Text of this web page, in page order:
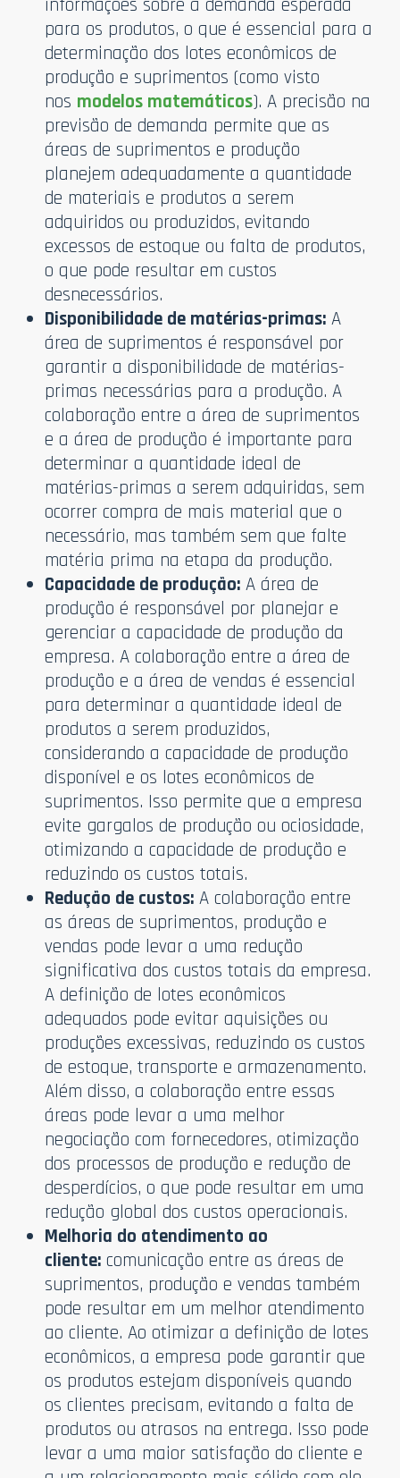
informações sobre a demanda esperada
para os produtos, o que é essencial para a
determinação dos lotes econômicos de
produção e suprimentos (como visto
nos modelos matemáticos). A precisão na
previsão de demanda permite que as
áreas de suprimentos e produção
planejem adequadamente a quantidade
de materiais e produtos a serem
adquiridos ou produzidos, evitando
excessos de estoque ou falta de produtos,
o que pode resultar em custos
desnecessários.
Disponibilidade de matérias-primas: A
área de suprimentos é responsável por
garantir a disponibilidade de matérias-
primas necessárias para a produção. A
colaboração entre a área de suprimentos
e a área de produção é importante para
determinar a quantidade ideal de
matérias-primas a serem adquiridas, sem
ocorrer compra de mais material que o
necessário, mas também sem que falte
matéria prima na etapa da produção.
Capacidade de produção: A área de
produção é responsável por planejar e
gerenciar a capacidade de produção da
empresa. A colaboração entre a área de
produção e a área de vendas é essencial
para determinar a quantidade ideal de
produtos a serem produzidos,
considerando a capacidade de produção
disponível e os lotes econômicos de
suprimentos. Isso permite que a empresa
evite gargalos de produção ou ociosidade,
otimizando a capacidade de produção e
reduzindo os custos totais.
Redução de custos: A colaboração entre
as áreas de suprimentos, produção e
vendas pode levar a uma redução
significativa dos custos totais da empresa.
A definição de lotes econômicos
adequados pode evitar aquisições ou
produções excessivas, reduzindo os custos
de estoque, transporte e armazenamento.
Além disso, a colaboração entre essas
áreas pode levar a uma melhor
negociação com fornecedores, otimização
dos processos de produção e redução de
desperdícios, o que pode resultar em uma
redução global dos custos operacionais.
Melhoria do atendimento ao
cliente: comunicação entre as áreas de
suprimentos, produção e vendas também
pode resultar em um melhor atendimento
ao cliente. Ao otimizar a definição de lotes
econômicos, a empresa pode garantir que
os produtos estejam disponíveis quando
os clientes precisam, evitando a falta de
produtos ou atrasos na entrega. Isso pode
levar a uma maior satisfação do cliente e